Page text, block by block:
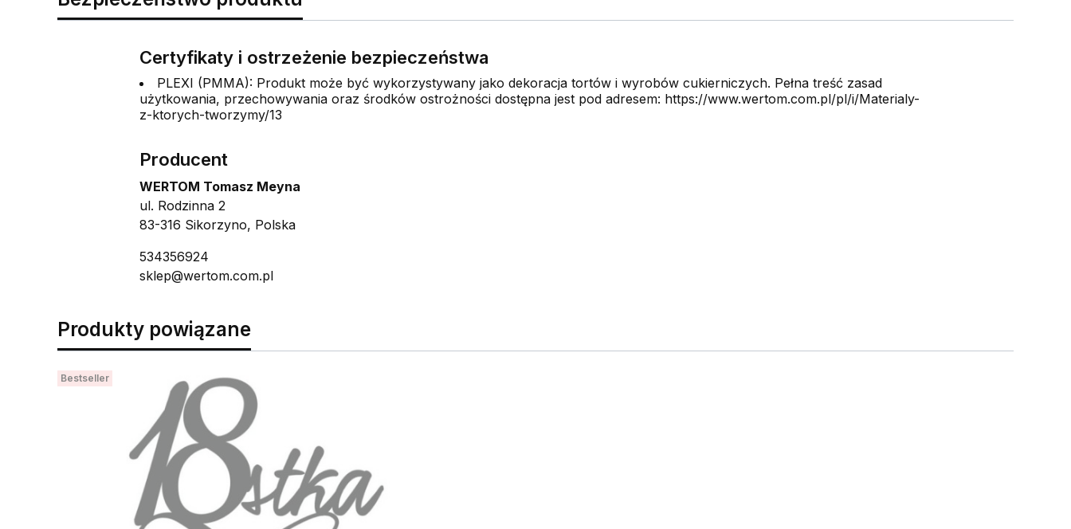
Certyfikaty i ostrzeżenie bezpieczeństwa
PLEXI (PMMA): Produkt może być wykorzystywany jako dekoracja tortów i wyrobów cukierniczych. Pełna treść zasad
użytkowania, przechowywania oraz środków ostrożności dostępna jest pod adresem: https://www.wertom.com.pl/pl/i/Materialy-
z-ktorych-tworzymy/13
Producent
WERTOM Tomasz Meyna
ul. Rodzinna 2
83-316 Sikorzyno, Polska
534356924
sklep@wertom.com.pl
Produkty powiązane
Bestseller